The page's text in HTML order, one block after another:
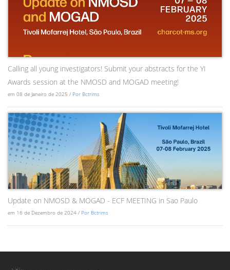
Calling all young investigators! Submit your abstracts for the YI
Awards session at the NMOSD and MOGAD meeting!
em 08 de Janeiro de 2025 / Por Bctrims
Update on NMOSD & MOGAD - ECF MEETING in Sao Paulo
em 16 de Dezembro de 2024 / Por Bctrims